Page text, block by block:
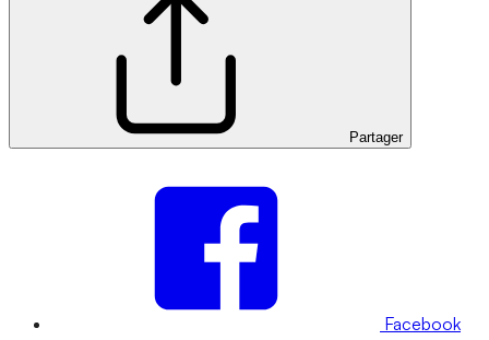
Partager
Facebook